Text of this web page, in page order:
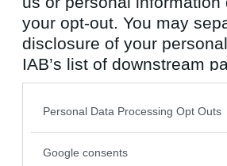
your opt-out. You may
disclosure of your
IAB’s list of downstream
also be disclosed by us
Downstream Participants
Please note that this
Personal Data Processing Opt Outs
Google consents
Antal inlägg:
34614
Sotfinger